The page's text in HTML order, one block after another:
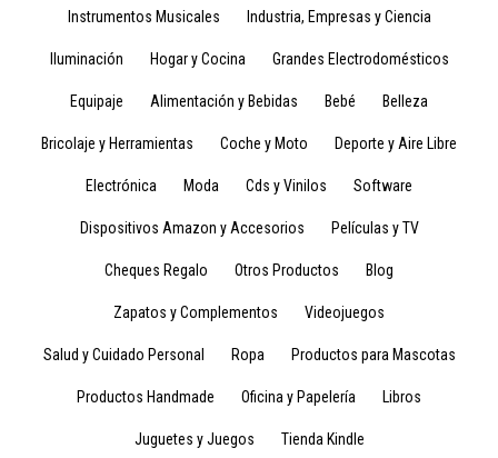
Instrumentos Musicales Industria, Empresas y Ciencia
Iluminación Hogar y Cocina Grandes Electrodomésticos
Equipaje Alimentación y Bebidas Bebé Belleza
Bricolaje y Herramientas Coche y Moto Deporte y Aire Libre
Electrónica Moda Cds y Vinilos Software
Dispositivos Amazon y Accesorios Películas y TV
Cheques Regalo Otros Productos Blog
Zapatos y Complementos Videojuegos
Salud y Cuidado Personal Ropa Productos para Mascotas
Productos Handmade Oficina y Papelería Libros
Juguetes y Juegos Tienda Kindle